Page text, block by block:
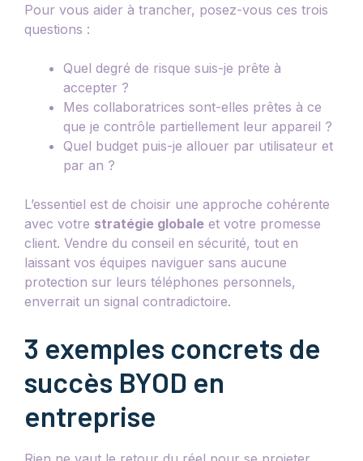
Pour vous aider à trancher, posez-vous ces trois
questions :
Quel degré de risque suis-je prête à
accepter ?
Mes collaboratrices sont-elles prêtes à ce
que je contrôle partiellement leur appareil ?
Quel budget puis-je allouer par utilisateur et
par an ?
L’essentiel est de choisir une approche cohérente
avec votre stratégie globale et votre promesse
client. Vendre du conseil en sécurité, tout en
laissant vos équipes naviguer sans aucune
protection sur leurs téléphones personnels,
enverrait un signal contradictoire.
3 exemples concrets de
succès BYOD en
entreprise